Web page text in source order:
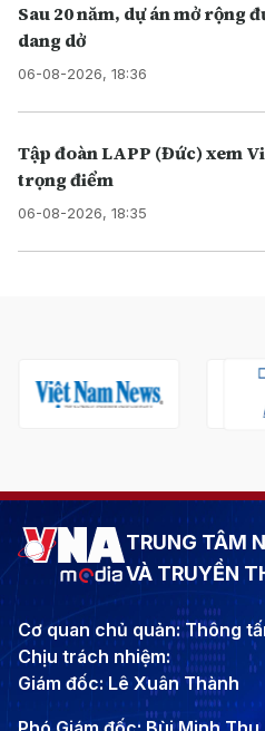
Sau 20 năm, dự án mở rộng
dang dở
06-08-2026, 18:36
Tập đoàn LAPP (Đức) xem
trọng điểm
06-08-2026, 18:35
TRUNG TÂM
VÀ TRUYỀN
Cơ quan chủ quản: Thông
Chịu trách nhiệm:
Giám đốc: Lê Xuân Thành